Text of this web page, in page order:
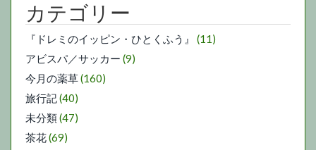
カテゴリー
『ドレミのイッピン・ひとくふう』
(11)
アビスパ／サッカー (9)
今月の薬草(160)
旅行記(40)
未分類(47)
茶花(69)